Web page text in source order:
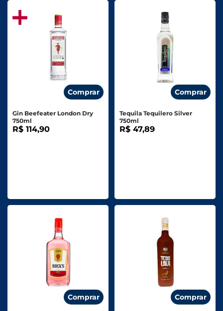
Comprar
Gin Beefeater London Dry
750ml
R$ 114,90
Comprar
Tequila Tequilero Silver
750ml
R$ 47,89
Comprar Comprar